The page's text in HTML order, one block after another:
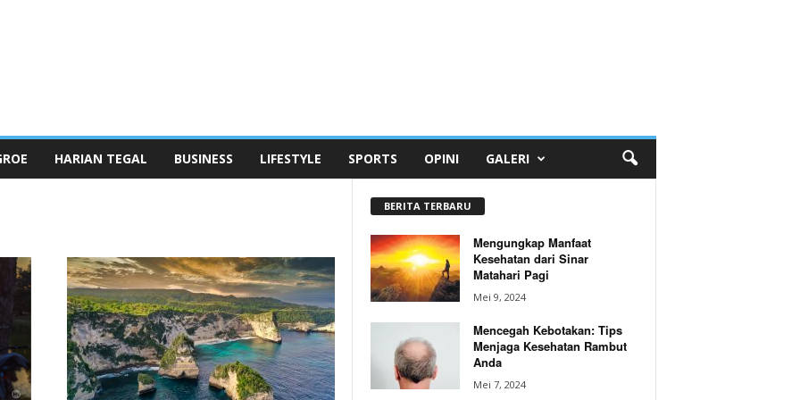
HARIAN TEGAL BUSINESS LIFESTYLE SPORTS OPINI GALERI
BERITA TERBARU
Mengungkap Manfaat
Kesehatan dari Sinar
Matahari Pagi
Mei 9, 2024
Mencegah Kebotakan: Tips
Menjaga Kesehatan Rambut
Anda
Mei 7, 2024